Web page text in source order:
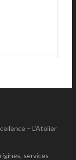
– L’Atelier
services